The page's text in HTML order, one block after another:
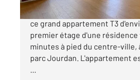
Century 21 Les Allées vous
ce grand appartement T3
premier étage d'une résidence
minutes à pied du centre-ville,
parc Jourdan. L'appartement